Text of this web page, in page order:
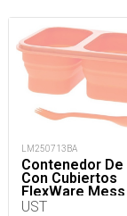
LM250713BA
Contenedor De
Con Cubiertos
FlexWare Mess
Compacto
UST